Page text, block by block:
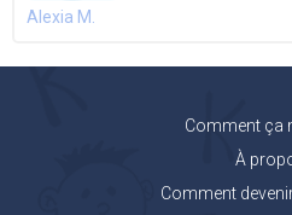
Alexia M.
Comment ça
À
Comment